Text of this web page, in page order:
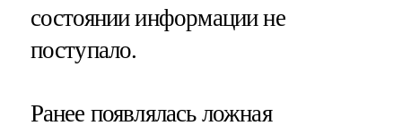
состоянии информации не
поступало.
Ранее появлялась ложная